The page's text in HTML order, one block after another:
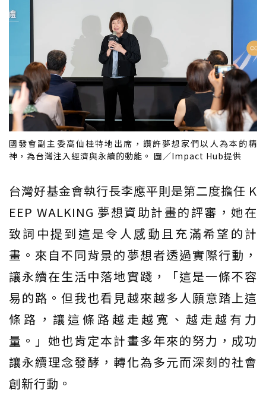
國發會副主委高仙桂特地出席，讚許夢想家們以人為本的精
神，為台灣注入經濟與永續的動能。 圖／Impact Hub提供
台灣好基金會執行長李應平則是第二度擔任 K
EEP WALKING 夢想資助計畫的評審，她在
致詞中提到這是令人感動且充滿希望的計
畫。來自不同背景的夢想者透過實際行動，
讓永續在生活中落地實踐，「這是一條不容
易的路。但我也看見越來越多人願意踏上這
條路，讓這條路越走越寬、越走越有力
量。」她也肯定本計畫多年來的努力，成功
讓永續理念發酵，轉化為多元而深刻的社會
創新行動。